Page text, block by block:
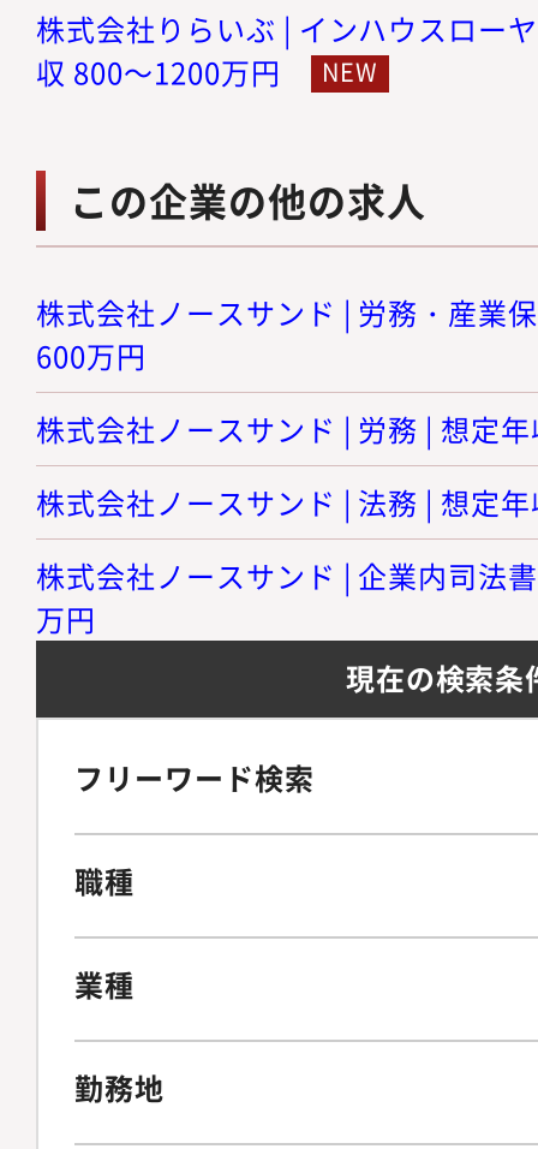
株式会社りらいぶ | インハウスロー
収 800～1200万円
この企業の他の求人
株式会社ノースサンド | 労務・産業
600万円
株式会社ノースサンド | 労務 | 想定
株式会社ノースサンド | 法務 | 想定
株式会社ノースサンド | 企業内司法
万円
現在の検索条
フリーワード検索
職種
業種
勤務地